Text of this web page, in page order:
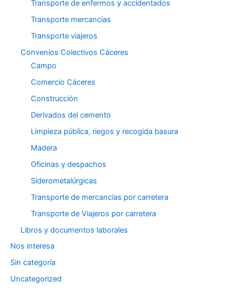
Transporte de enfermos y accidentados
Transporte mercancías
Transporte viajeros
Convenios Colectivos Cáceres
Campo
Comercio Cáceres
Construcción
Derivados del cemento
Limpieza pública, riegos y recogida basura
Madera
Oficinas y despachos
Siderometalúrgicas
Transporte de mercancías por carretera
Transporte de Viajeros por carretera
Libros y documentos laborales
Nos interesa
Sin categoría
Uncategorized